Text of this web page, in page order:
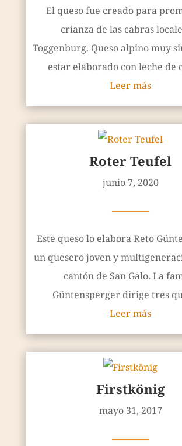
El queso fue creado para
crianza de las cabras
Toggenburg. Queso alpino muy
estar elaborado con leche de
Leer más
Roter Teufel
junio 7, 2020
————
Este queso lo elabora Reto
un quesero joven y
cantón de San Galo. La
Güntensperger dirige tres
Leer más
Firstkönig
mayo 31, 2017
————